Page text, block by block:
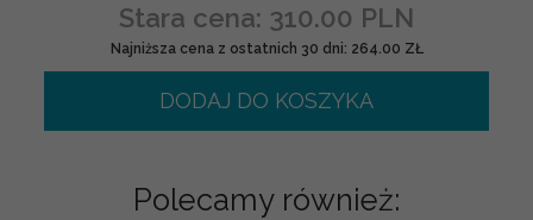
Stara cena: 310.00 PLN
Najniższa cena z ostatnich 30 dni: 264.00 ZŁ
DODAJ DO KOSZYKA
Polecamy również: